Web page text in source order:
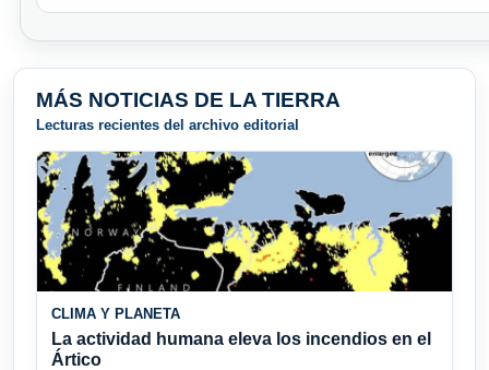
MÁS NOTICIAS DE LA TIERRA
Lecturas recientes del archivo editorial
CLIMA Y PLANETA
La actividad humana eleva los incendios en el
Ártico